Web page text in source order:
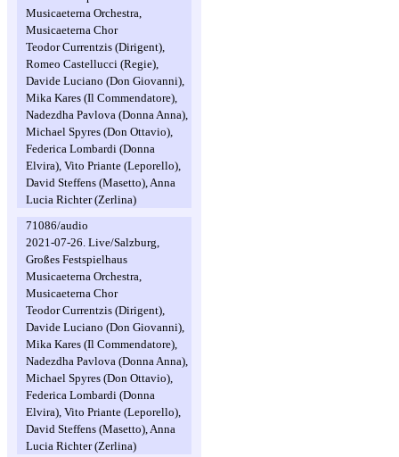
Musicaeterna Orchestra,
Musicaeterna Chor
Teodor Currentzis (Dirigent),
Romeo Castellucci (Regie),
Davide Luciano (Don Giovanni),
Mika Kares (Il Commendatore),
Nadezdha Pavlova (Donna Anna),
Michael Spyres (Don Ottavio),
Federica Lombardi (Donna
Elvira), Vito Priante (Leporello),
David Steffens (Masetto), Anna
Lucia Richter (Zerlina)
71086/audio
2021-07-26. Live/Salzburg,
Großes Festspielhaus
Musicaeterna Orchestra,
Musicaeterna Chor
Teodor Currentzis (Dirigent),
Davide Luciano (Don Giovanni),
Mika Kares (Il Commendatore),
Nadezdha Pavlova (Donna Anna),
Michael Spyres (Don Ottavio),
Federica Lombardi (Donna
Elvira), Vito Priante (Leporello),
David Steffens (Masetto), Anna
Lucia Richter (Zerlina)